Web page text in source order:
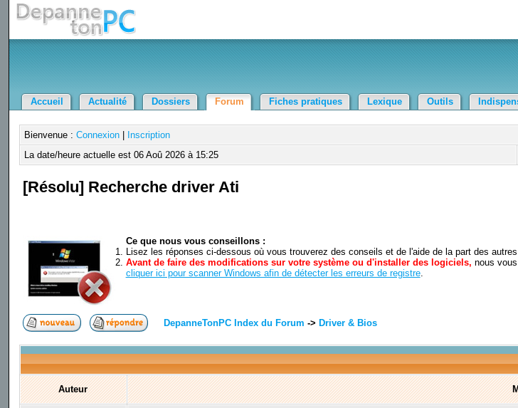
Accueil Actualité Dossiers Forum Fiches pratiques Lexique Outils
Bienvenue : Connexion|
Inscription
La date/heure actuelle est 06 Aoû 2026 à 15:25
[Résolu] Recherche driver Ati
Ce que nous vous conseillons :
Lisez les réponses ci-dessous où vous trouverez des conseils et de l'aide de la part des
Avant de faire des modifications sur votre système ou d'installer des logiciels, nous
cliquer ici pour scanner Windows afin de détecter les erreurs de registre.
DepanneTonPC Index du Forum -> Driver & Bios
Auteur